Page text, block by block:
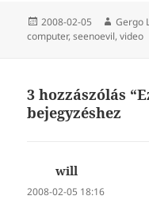
Közzétéve
2008-02-05 Szerző
Gergo
computer,seenoevil,video
3 hozzászólás
bejegyzéshez
will
2008-02-05 18:16